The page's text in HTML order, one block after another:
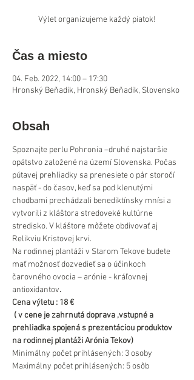
Výlet organizujeme každý piatok!
Čas a miesto
04. Feb. 2022, 14:00 – 17:30
Hronský Beňadik, Hronský Beňadik, Slovensko
Obsah
Spoznajte perlu Pohronia –druhé najstaršie
opátstvo založené na území Slovenska. Počas
pútavej prehliadky sa prenesiete o pár storočí
naspäť - do časov, keď sa pod klenutými
chodbami prechádzali benediktínsky mnísi a
vytvorili z kláštora stredoveké kultúrne
stredisko. V kláštore môžete obdivovať aj
Relikviu Kristovej krvi.
Na rodinnej plantáži v Starom Tekove budete
mať možnosť dozvedieť sa o účinkoch
čarovného ovocia – arónie - kráľovnej
antioxidantov.
Cena výletu : 18 €
( v cene je zahrnutá doprava ,vstupné a
prehliadka spojená s prezentáciou produktov
na rodinnej plantáži Arónia Tekov)
Minimálny počet prihlásených: 3 osoby
Maximálny počet prihlásených: 5 osôb